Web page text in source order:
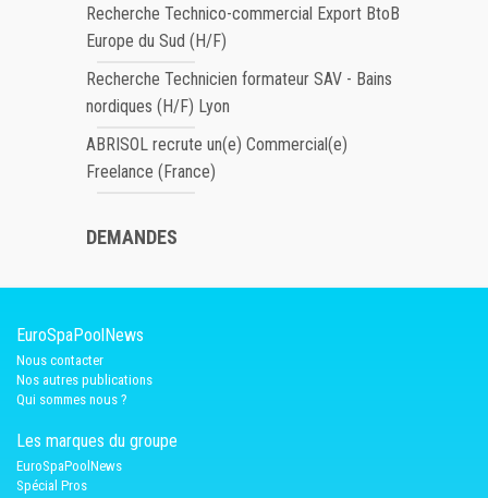
Recherche Technico-commercial Export BtoB
Europe du Sud (H/F)
Recherche Technicien formateur SAV - Bains
nordiques (H/F) Lyon
ABRISOL recrute un(e) Commercial(e)
Freelance (France)
DEMANDES
EuroSpaPoolNews
Nous contacter
Nos autres publications
Qui sommes nous ?
Les marques du groupe
EuroSpaPoolNews
Spécial Pros